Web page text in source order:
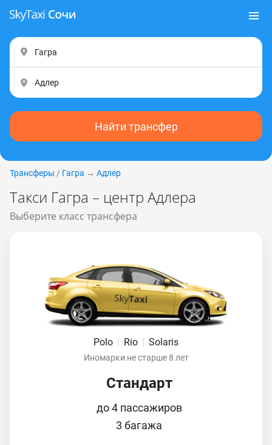
Найти трансфер
Трансферы / Гагра → Адлер
Такси Гагра – центр Адлера
Выберите класс трансфера
Polo | Rio | Solaris
Иномарки не старше 8 лет
Стандарт
до 4 пассажиров
3 багажа